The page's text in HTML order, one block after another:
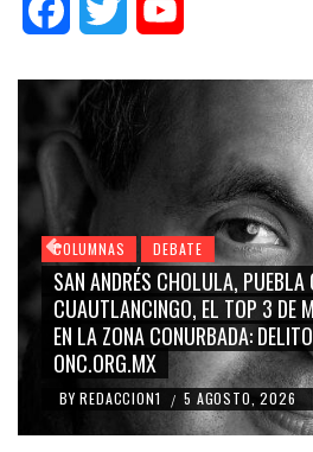
FacebookTwitter
COLUMNAS DEBATE
GRACE PALOMARES, NAY
CARMEN SALINAS “LA
BLANCO, SILVIA PINAL: LA
RIDICULIZACIÓN DE LA
BY REDACCION1 / 4 AGOSTO, 2026